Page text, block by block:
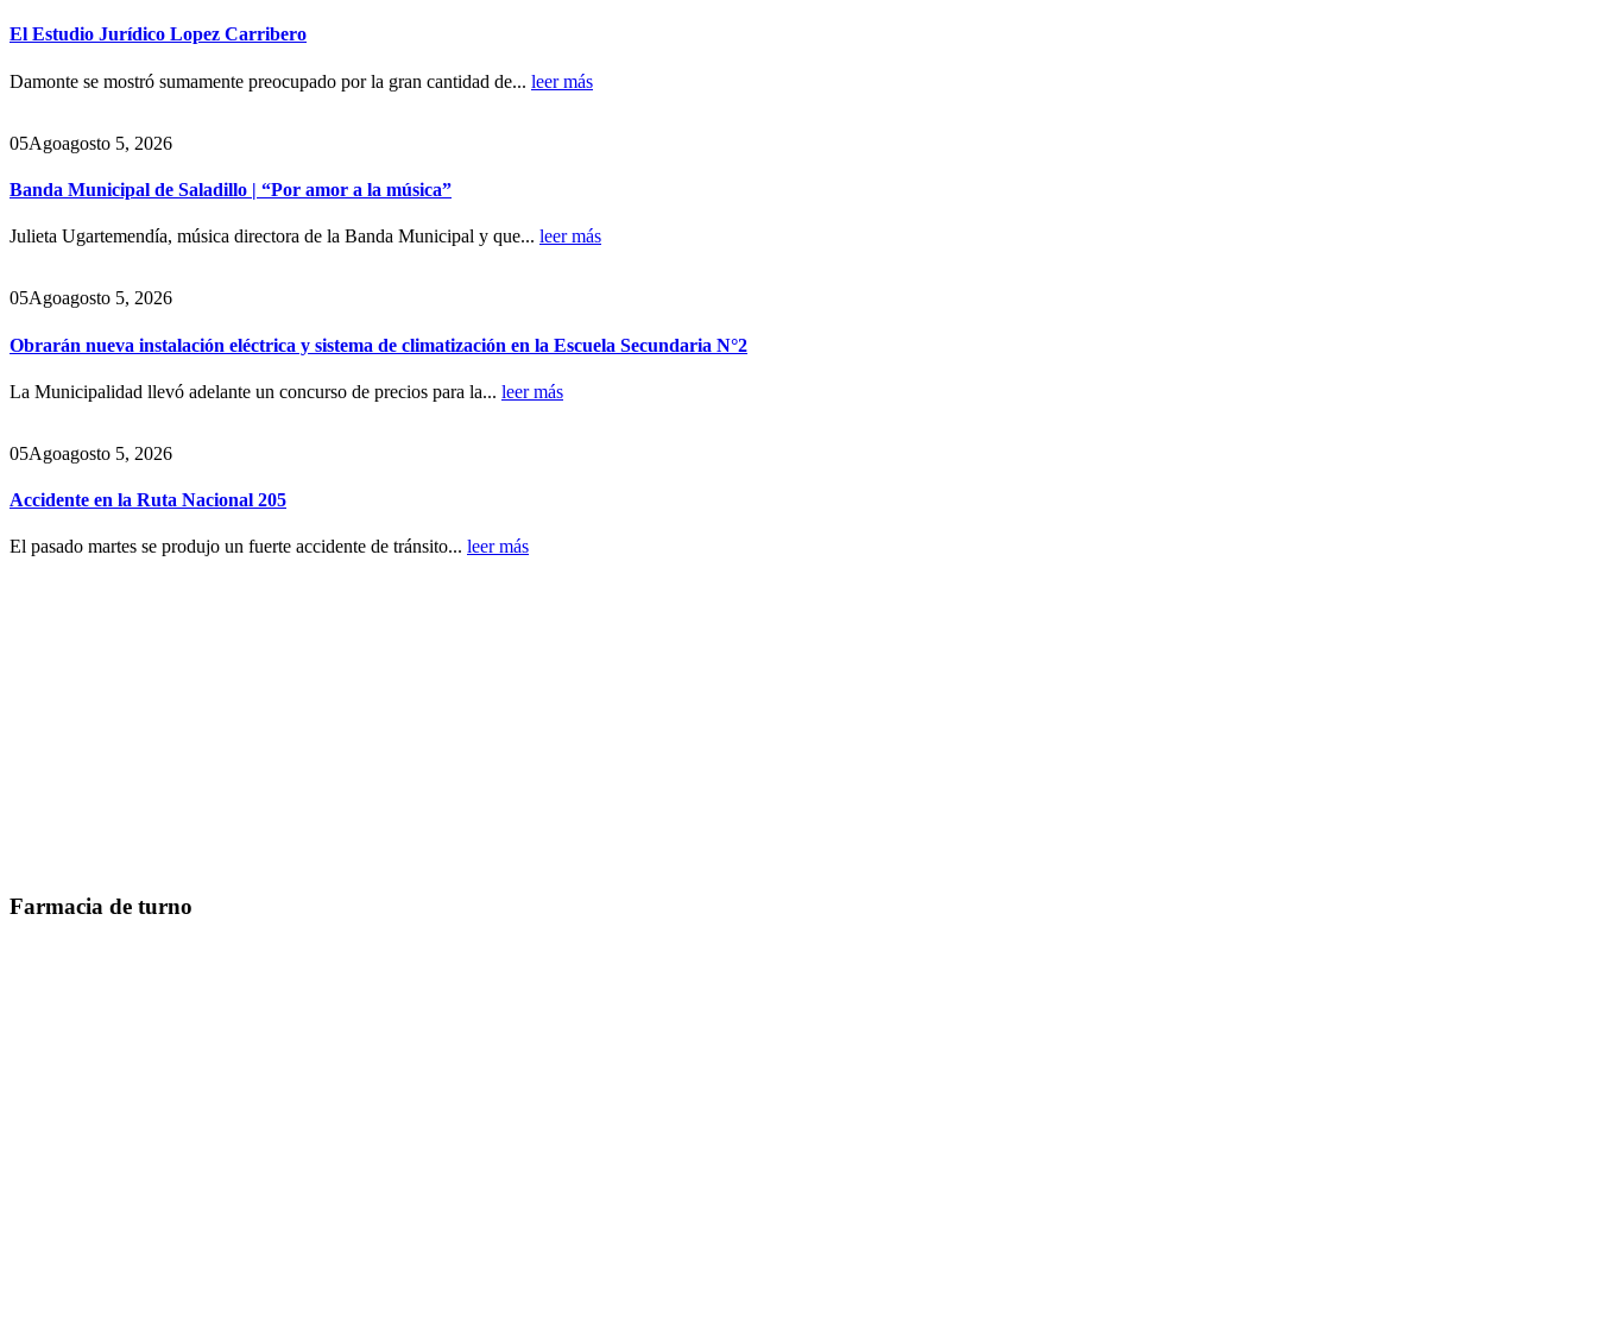
El Estudio Jurídico Lopez Carribero
Damonte se mostró sumamente preocupado por la gran cantidad de... leer más
05Agoagosto 5, 2026
Banda Municipal de Saladillo | “Por amor a la música”
Julieta Ugartemendía, música directora de la Banda Municipal y que... leer más
05Agoagosto 5, 2026
Obrarán nueva instalación eléctrica y sistema de climatización en la Escuela Secundaria N°2
La Municipalidad llevó adelante un concurso de precios para la... leer más
05Agoagosto 5, 2026
Accidente en la Ruta Nacional 205
El pasado martes se produjo un fuerte accidente de tránsito... leer más
Farmacia de turno